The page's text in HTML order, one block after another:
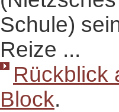
Schule)
Reize ...
Rückblick
Block.